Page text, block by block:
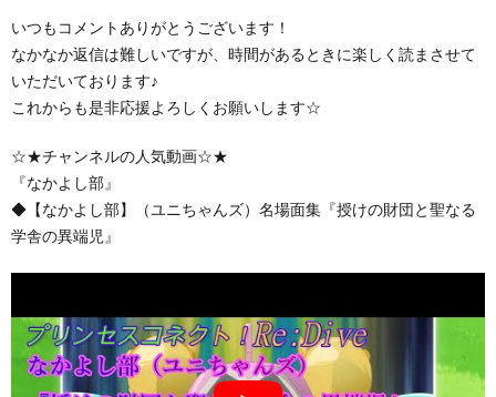
いつもコメントありがとうございます！
なかなか返信は難しいですが、時間があるときに楽しく読まさせて
いただいております♪
これからも是非応援よろしくお願いします☆
☆★チャンネルの人気動画☆★
『なかよし部』
◆【なかよし部】（ユニちゃんズ）名場面集『授けの財団と聖なる
学舎の異端児』